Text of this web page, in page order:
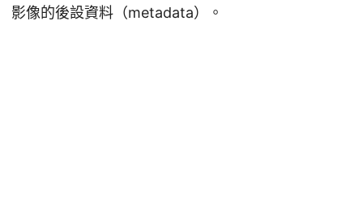
影像的後設資料（metadata）。